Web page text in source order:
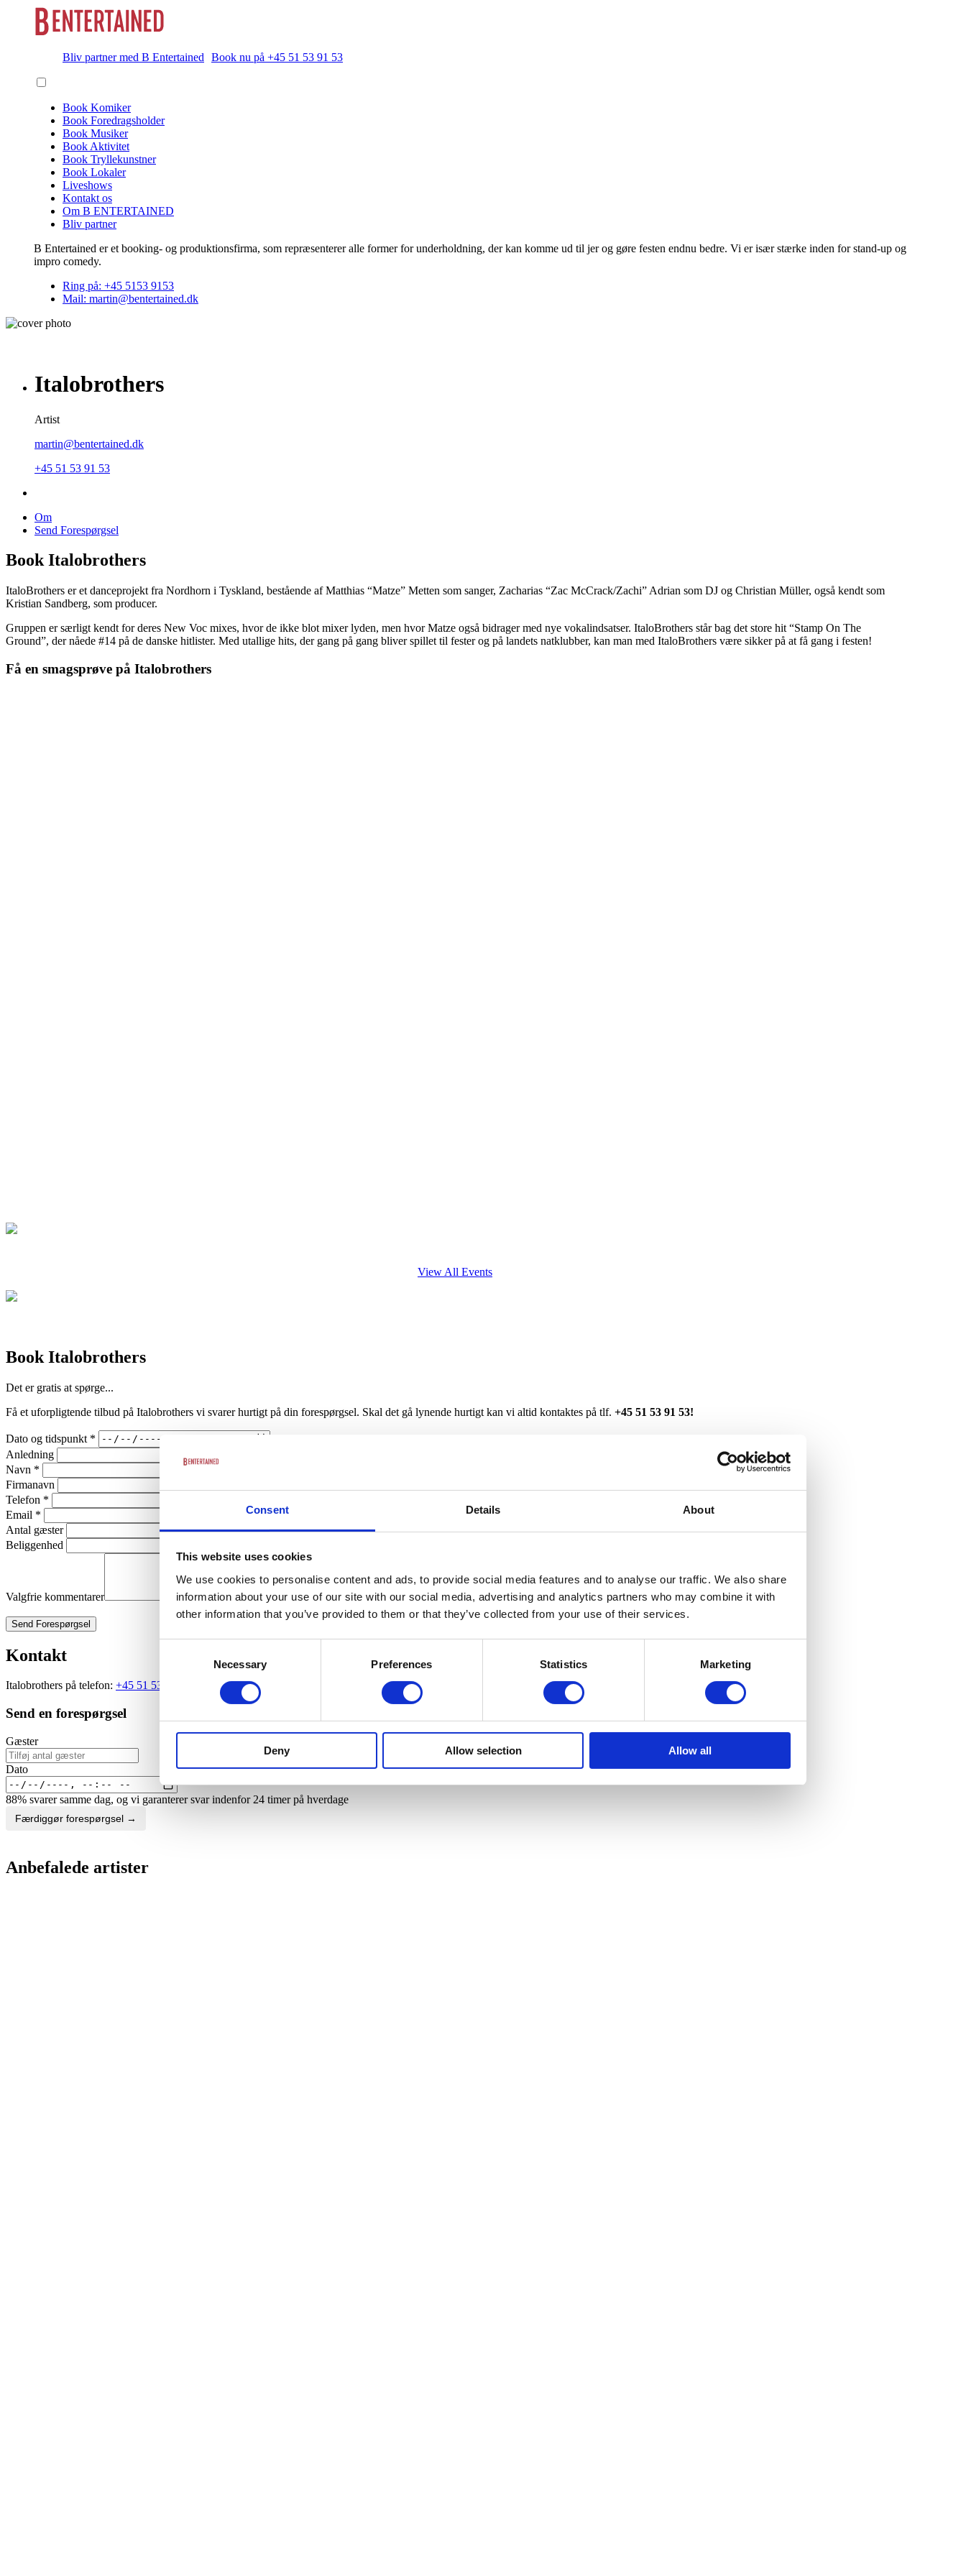
Consent Details About
This website uses cookies
We use cookies to personalise content and ads, to provide social media features and to analyse our traffic. We also share
information about your use of our site with our social media, advertising and analytics partners who may combine it with
other information that you’ve provided to them or that they’ve collected from your use of their services.
Necessary Preferences Statistics Marketing
Deny Allow selection Allow all
Bliv partner med B Entertained Book nu på +45 51 53 91 53
Book Komiker
Book Foredragsholder
Book Musiker
Book Aktivitet
Book Tryllekunstner
Book Lokaler
Liveshows
Kontakt os
Om B ENTERTAINED
Bliv partner
B Entertained er et booking- og produktionsfirma, som repræsenterer alle former for underholdning, der kan komme ud til jer og gøre festen endnu bedre. Vi er især stærke inden for stand-up og
impro comedy.
Ring på: +45 5153 9153
Mail: martin@bentertained.dk
Italobrothers
Artist
martin@bentertained.dk
+45 51 53 91 53
Om
Send Forespørgsel
Book Italobrothers
ItaloBrothers er et danceprojekt fra Nordhorn i Tyskland, bestående af Matthias “Matze” Metten som sanger, Zacharias “Zac McCrack/Zachi” Adrian som DJ og Christian Müller, også kendt som
Kristian Sandberg, som producer.
Gruppen er særligt kendt for deres New Voc mixes, hvor de ikke blot mixer lyden, men hvor Matze også bidrager med nye vokalindsatser. ItaloBrothers står bag det store hit “Stamp On The
Ground”, der nåede #14 på de danske hitlister. Med utallige hits, der gang på gang bliver spillet til fester og på landets natklubber, kan man med ItaloBrothers være sikker på at få gang i festen!
Få en smagsprøve på Italobrothers
View All Events
Book Italobrothers
Det er gratis at spørge...
Få et uforpligtende tilbud på Italobrothers vi svarer hurtigt på din forespørgsel. Skal det gå lynende hurtigt kan vi altid kontaktes på tlf. +45 51 53 91 53!
Dato og tidspunkt *
Anledning
Navn *
Firmanavn
Telefon *
Email *
Antal gæster
Beliggenhed
Valgfrie kommentarer
Send Forespørgsel
Kontakt
Italobrothers på telefon: +45 51 53 91 53 eller på e-mail:
Send en forespørgsel
Gæster
Dato
88% svarer samme dag, og vi garanterer svar indenfor 24 timer på hverdage
Færdiggør forespørgsel →
Anbefalede artister